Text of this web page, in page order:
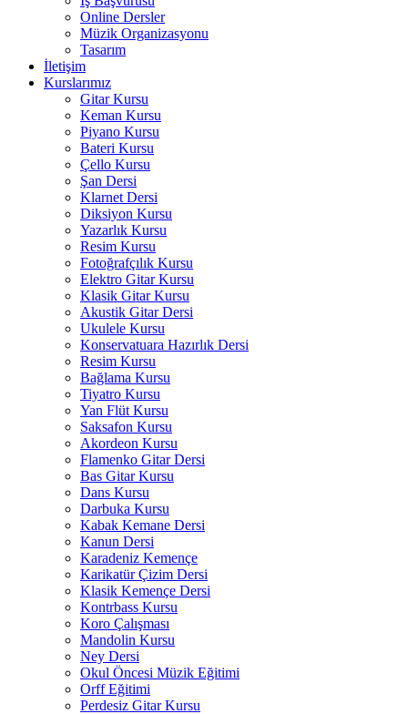
Online Dersler
Müzik Organizasyonu
Tasarım
İletişim
Kurslarımız
Gitar Kursu
Keman Kursu
Piyano Kursu
Bateri Kursu
Çello Kursu
Şan Dersi
Klarnet Dersi
Diksiyon Kursu
Yazarlık Kursu
Resim Kursu
Fotoğrafçılık Kursu
Elektro Gitar Kursu
Klasik Gitar Kursu
Akustik Gitar Dersi
Ukulele Kursu
Konservatuara Hazırlık Dersi
Resim Kursu
Bağlama Kursu
Tiyatro Kursu
Yan Flüt Kursu
Saksafon Kursu
Akordeon Kursu
Flamenko Gitar Dersi
Bas Gitar Kursu
Dans Kursu
Darbuka Kursu
Kabak Kemane Dersi
Kanun Dersi
Karadeniz Kemençe
Karikatür Çizim Dersi
Klasik Kemençe Dersi
Kontrbass Kursu
Koro Çalışması
Mandolin Kursu
Ney Dersi
Okul Öncesi Müzik Eğitimi
Orff Eğitimi
Perdesiz Gitar Kursu